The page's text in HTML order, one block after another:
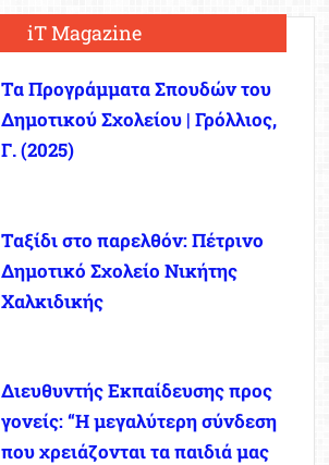
iT Magazine
Τα Προγράμματα Σπουδών του
Δημοτικού Σχολείου | Γρόλλιος,
Γ. (2025)
Ταξίδι στο παρελθόν: Πέτρινο
Δημοτικό Σχολείο Νικήτης
Χαλκιδικής
Διευθυντής Εκπαίδευσης προς
γονείς: “Η μεγαλύτερη σύνδεση
που χρειάζονται τα παιδιά μας